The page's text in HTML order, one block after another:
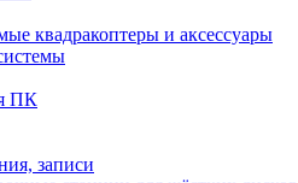
квадракоптеры и аксессуары
ПК
записи